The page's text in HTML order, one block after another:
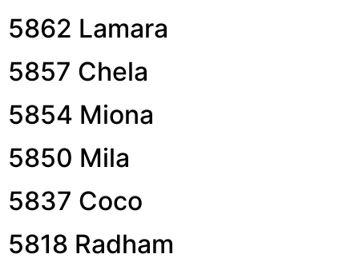
5862 Lamara
5857 Chela
5854 Miona
5850 Mila
5837 Coco
5818 Radham